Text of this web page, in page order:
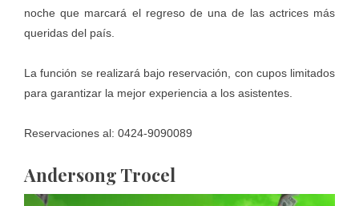
noche que marcará el regreso de una de las actrices más
queridas del país.
La función se realizará bajo reservación, con cupos limitados
para garantizar la mejor experiencia a los asistentes.
Reservaciones al: 0424-9090089
Andersong Trocel